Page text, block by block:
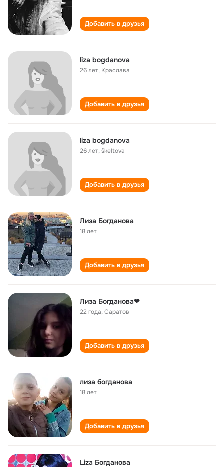
Добавить в друзья
liza bogdanova
26 лет, Краслава
Добавить в друзья
liza bogdanova
26 лет,škeltova
Добавить в друзья
Лиза Богданова
18 лет
Добавить в друзья
Лиза Богданова❤
22 года,Саратов
Добавить в друзья
лиза богданова
18 лет
Добавить в друзья
Liza Богданова